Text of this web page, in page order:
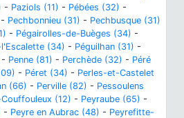
- Paziols (11) - Pébées (32) -
- Pechbonnieu (31) - Pechbusque (31)
- Pégairolles-de-Buèges (34) -
(34) - Péguilhan (31) -
- Penne (81) - Perchède (32) - Péré
- Péret (34) - Perles-et-Castelet
(66) - Perville (82) - Pessoulens
(12) - Peyraube (65) -
- Peyre en Aubrac (48) - Peyrefitte-